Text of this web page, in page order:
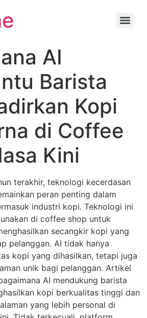
AI
Barista
Kopi
di Coffee
Kini
terakhir, teknologi kecerdasan
peran penting dalam
industri kopi. Teknologi ini
di coffee shop untuk
secangkir kopi yang
pelanggan. AI tidak hanya
kopi yang dihasilkan, tetapi juga
unik bagi pelanggan. Artikel
AI mendukung barista
kopi berkualitas tinggi dan
yang lebih personal di